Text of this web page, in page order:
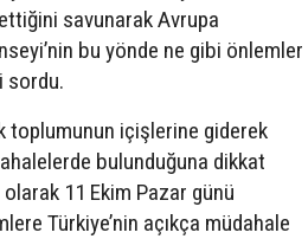
savunarak Avrupa
bu yönde ne gibi önlemler
sordu.
toplumunun içişlerine giderek
bulunduğuna dikkat
olarak 11 Ekim Pazar günü
Türkiye’nin açıkça müdahale